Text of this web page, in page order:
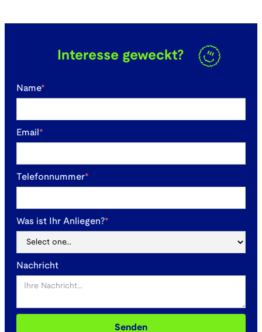
Interesse geweckt?
Name*
Email *
Telefonnummer*
Was ist Ihr Anliegen?*
Nachricht